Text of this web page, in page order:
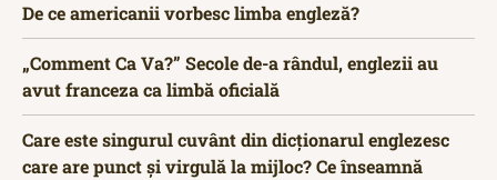
De ce americanii vorbesc limba engleză?
„Comment Ca Va?” Secole de-a rândul, englezii au
avut franceza ca limbă oficială
Care este singurul cuvânt din dicționarul englezesc
care are punct și virgulă la mijloc? Ce înseamnă